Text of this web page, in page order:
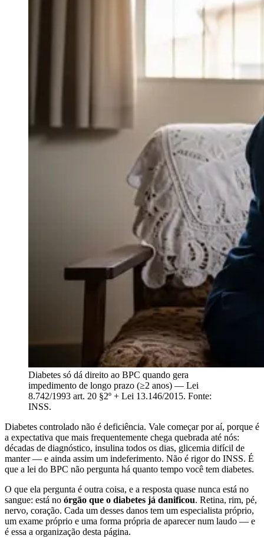
Diabetes só dá direito ao BPC quando gera
impedimento de longo prazo (≥2 anos) — Lei
8.742/1993 art. 20 §2º + Lei 13.146/2015. Fonte:
INSS.
Diabetes controlado não é deficiência. Vale começar por aí, porque é
a expectativa que mais frequentemente chega quebrada até nós:
décadas de diagnóstico, insulina todos os dias, glicemia difícil de
manter — e ainda assim um indeferimento. Não é rigor do INSS. É
que a lei do BPC não pergunta há quanto tempo você tem diabetes.
O que ela pergunta é outra coisa, e a resposta quase nunca está no
sangue: está no órgão que o diabetes já danificou. Retina, rim, pé,
nervo, coração. Cada um desses danos tem um especialista próprio,
um exame próprio e uma forma própria de aparecer num laudo — e
é essa a organização desta página.